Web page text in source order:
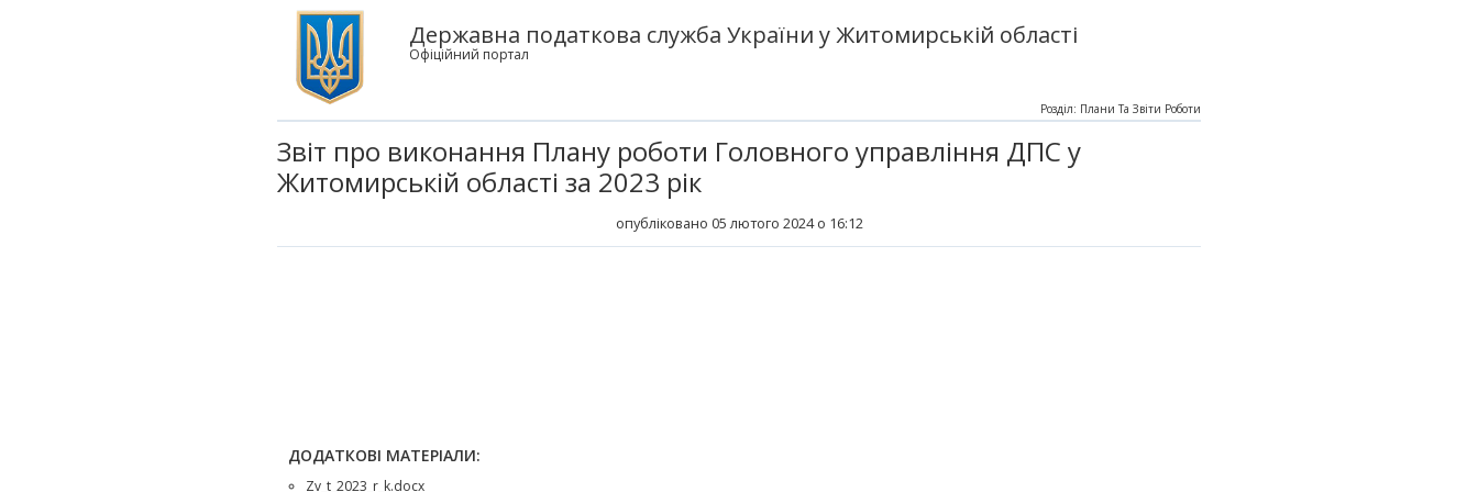
Державна податкова служба України у Житомирській області
Офіційний портал
Звіт про виконання Плану роботи Головного управління ДПС у
Житомирській області за 2023 рік
опубліковано 05 лютого 2024 о 16:12
Розділ: Плани Та Звіти Роботи
ДОДАТКОВІ МАТЕРІАЛИ:
Zv_t_2023_r_k.docx